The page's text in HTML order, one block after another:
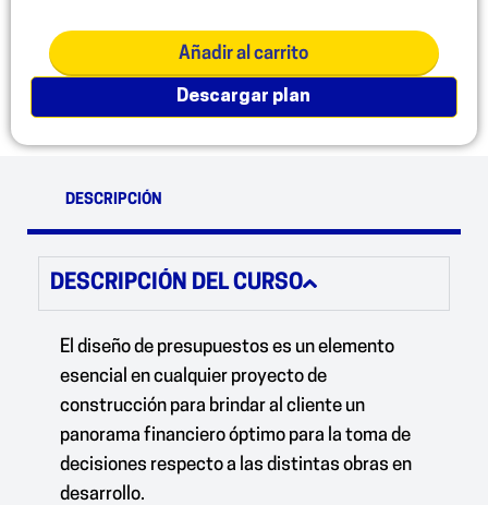
Añadir al carrito
descargar plan
DESCRIPCIÓN
DESCRIPCIÓN DEL CURSO
El diseño de presupuestos es un elemento
esencial en cualquier proyecto de
construcción para brindar al cliente un
panorama financiero óptimo para la toma de
decisiones respecto a las distintas obras en
desarrollo.